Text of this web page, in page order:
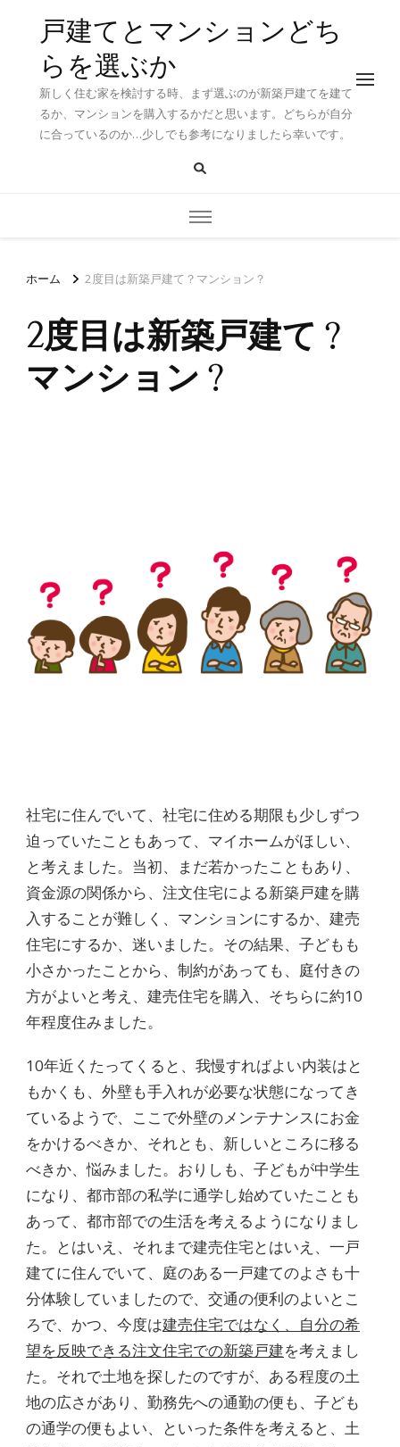
戸建てとマンションどち
らを選ぶか
新しく住む家を検討する時、まず選ぶのが新築戸建てを建て
るか、マンションを購入するかだと思います。どちらが自分
に合っているのか…少しでも参考になりましたら幸いです。
ホーム 2度目は新築戸建て？マンション？
2度目は新築戸建て？
マンション？
社宅に住んでいて、社宅に住める期限も少しずつ
迫っていたこともあって、マイホームがほしい、
と考えました。当初、まだ若かったこともあり、
資金源の関係から、注文住宅による新築戸建を購
入することが難しく、マンションにするか、建売
住宅にするか、迷いました。その結果、子どもも
小さかったことから、制約があっても、庭付きの
方がよいと考え、建売住宅を購入、そちらに約10
年程度住みました。
10年近くたってくると、我慢すればよい内装はと
もかくも、外壁も手入れが必要な状態になってき
ているようで、ここで外壁のメンテナンスにお金
をかけるべきか、それとも、新しいところに移る
べきか、悩みました。おりしも、子どもが中学生
になり、都市部の私学に通学し始めていたことも
あって、都市部での生活を考えるようになりまし
た。とはいえ、それまで建売住宅とはいえ、一戸
建てに住んでいて、庭のある一戸建てのよさも十
分体験していましたので、交通の便利のよいとこ
ろで、かつ、今度は建売住宅ではなく、自分の希
望を反映できる注文住宅での新築戸建を考えまし
た。それで土地を探したのですが、ある程度の土
地の広さがあり、勤務先への通勤の便も、子ども
の通学の便もよい、といった条件を考えると、土